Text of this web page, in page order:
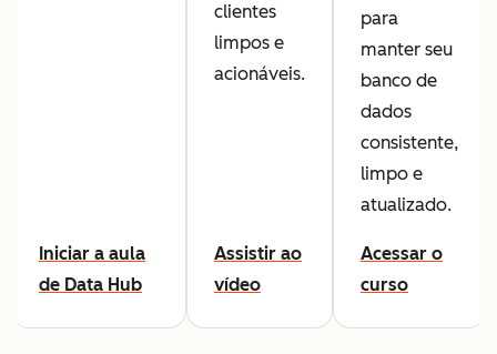
Iniciar a aula
de Data Hub
clientes
limpos e
acionáveis.
Assistir ao
vídeo
para
manter seu
banco de
dados
consistente,
limpo e
atualizado.
Acessar o
curso